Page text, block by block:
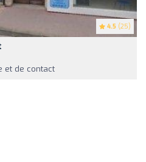
4.5 (25)
et de contact